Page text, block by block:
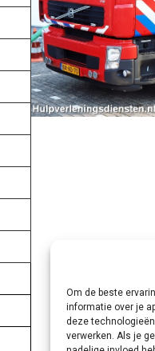
Om de beste
informatie over je
deze
verwerken. Als je